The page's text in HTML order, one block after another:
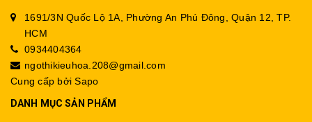
1691/3N Quốc Lộ 1A, Phường An Phú Đông, Quận 12, TP.
HCM
0934404364
ngothikieuhoa.208@gmail.com
Cung cấp bởiSapo
DANH MỤC SẢN PHẨM